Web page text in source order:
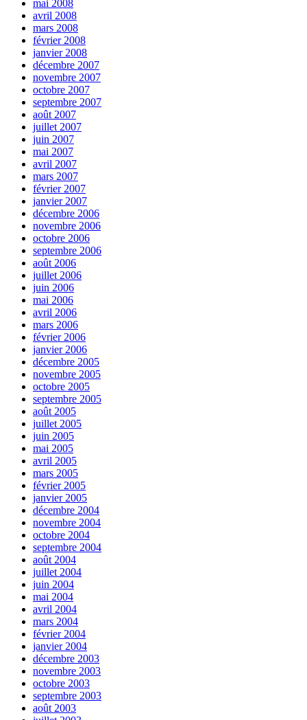
mai 2008
avril 2008
mars 2008
février 2008
janvier 2008
décembre 2007
novembre 2007
octobre 2007
septembre 2007
août 2007
juillet 2007
juin 2007
mai 2007
avril 2007
mars 2007
février 2007
janvier 2007
décembre 2006
novembre 2006
octobre 2006
septembre 2006
août 2006
juillet 2006
juin 2006
mai 2006
avril 2006
mars 2006
février 2006
janvier 2006
décembre 2005
novembre 2005
octobre 2005
septembre 2005
août 2005
juillet 2005
juin 2005
mai 2005
avril 2005
mars 2005
février 2005
janvier 2005
décembre 2004
novembre 2004
octobre 2004
septembre 2004
août 2004
juillet 2004
juin 2004
mai 2004
avril 2004
mars 2004
février 2004
janvier 2004
décembre 2003
novembre 2003
octobre 2003
septembre 2003
août 2003